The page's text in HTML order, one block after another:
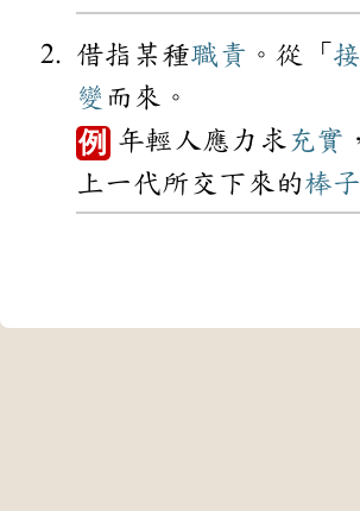
借指某種職責 。從「
變 而來。
例 年輕人應力求 充實
上一代所交下來的棒子